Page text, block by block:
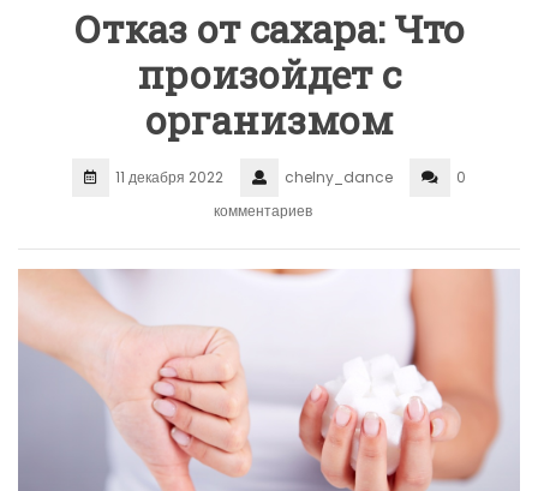
Отказ от сахара: Что
произойдет с
организмом
11 декабря 2022 chelny_dance
0
комментариев